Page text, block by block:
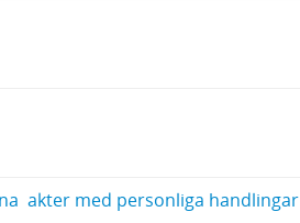
 akter med personliga handlingar